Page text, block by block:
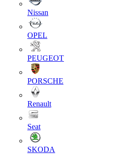
Nissan
OPEL
PEUGEOT
PORSCHE
Renault
Seat
SKODA